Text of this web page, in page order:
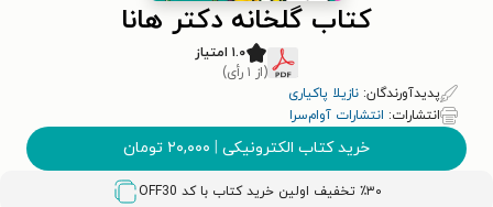
کتاب گلخانه دکتر هانا
۱.۰ امتیاز
(از ۱ رأی)
پدیدآورندگان: نازیلا پاکیاری
انتشارات: انتشارات آوام‌سرا
خرید کتاب الکترونیکی | ۲۰,۰۰۰ تومان
٪۳۰ تخفیف اولین خرید کتاب با کد OFF30